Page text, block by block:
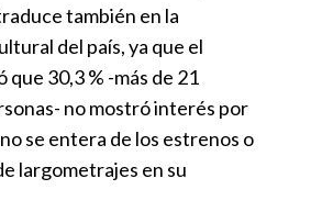
también en la
del país, ya que el
30,3 % -más de 21
no mostró interés por
se entera de los estrenos o
largometrajes en su